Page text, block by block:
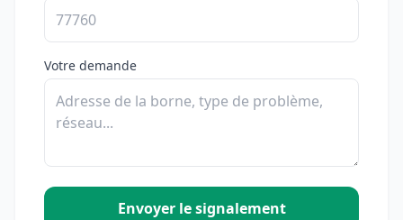
Votre demande
Envoyer le signalement